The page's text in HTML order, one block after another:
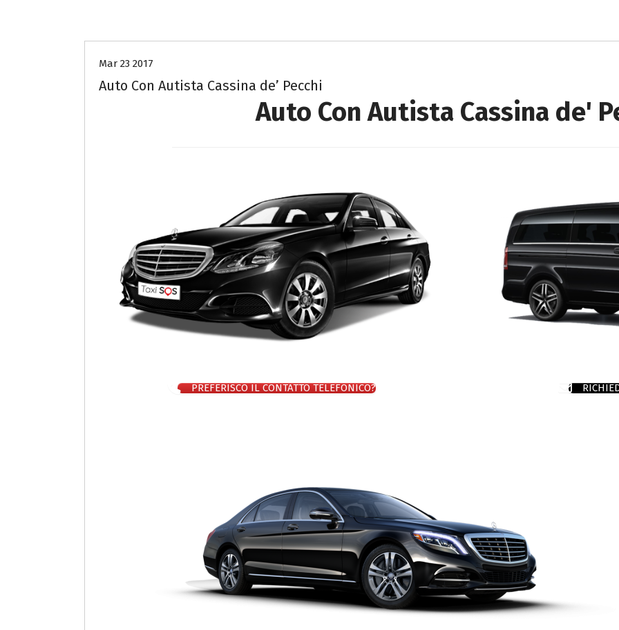
Mar 23 2017
Auto Con Autista Cassina de’ Pecchi
Auto Con Autista Cassina de'
PREFERISCO IL CONTATTO TELEFONICO?